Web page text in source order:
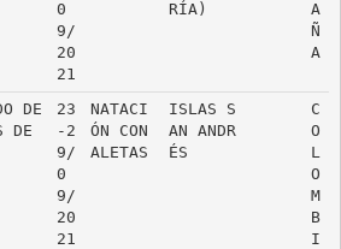
0
9/
20
21
RÍA)
A
Ñ
A
DE
DE
23
-2
9/
0
9/
20
21
NATACI
ÓN CON
ALETAS
ISLAS S
AN ANDR
ÉS
C
O
L
O
M
B
I